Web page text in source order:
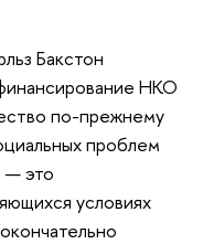
Бакстон
НКО
по-прежнему
проблем
— это
условиях